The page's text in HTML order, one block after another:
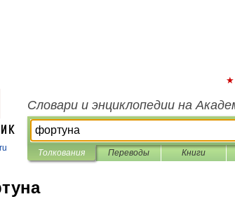
Словари и энциклопедии на
Толкования Переводы Книги